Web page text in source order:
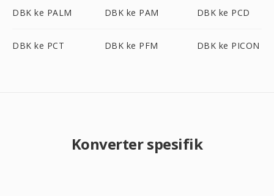
DBK ke PALM DBK ke PAM DBK ke PCD
DBK ke PCT DBK ke PFM DBK ke PICON
Konverter spesifik